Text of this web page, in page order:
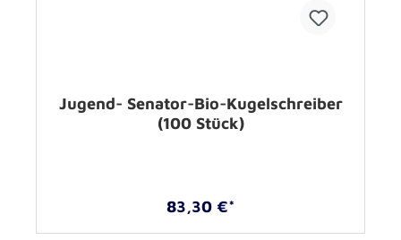
Jugend- Senator-Bio-Kugelschreiber
(100 Stück)
83,30 €*